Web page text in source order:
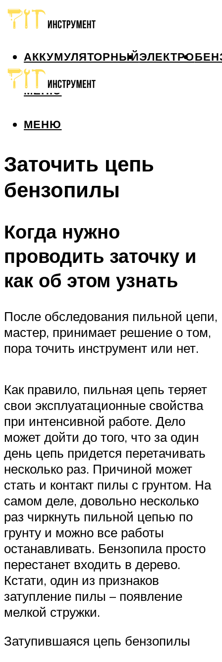
АККУМУЛЯТОРНЫЙЭЛЕКТРО
МЕНЮ
МЕНЮ
Заточить цепь
бензопилы
Когда нужно
проводить заточку и
как об этом узнать
После обследования пильной цепи,
мастер, принимает решение о том,
пора точить инструмент или нет.
Как правило, пильная цепь теряет
свои эксплуатационные свойства
при интенсивной работе. Дело
может дойти до того, что за один
день цепь придется перетачивать
несколько раз. Причиной может
стать и контакт пилы с грунтом. На
самом деле, довольно несколько
раз чиркнуть пильной цепью по
грунту и можно все работы
останавливать. Бензопила просто
перестанет входить в дерево.
Кстати, один из признаков
затупление пилы – появление
мелкой стружки.
Затупившаяся цепь бензопилы